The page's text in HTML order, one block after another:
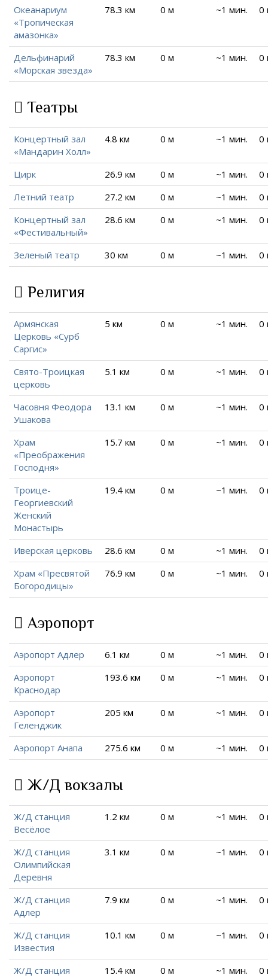
Океанариум
«Тропическая
амазонка»
78.3 км 0 м ~1 мин. 0
Дельфинарий
«Морская звезда»
78.3 км 0 м ~1 мин. 0
Театры
Концертный зал
«Мандарин Холл»
4.8 км 0 м ~1 мин. 0
Цирк 26.9 км 0 м ~1 мин.
0
Летний театр
27.2 км 0 м ~1 мин.
0
Концертный зал
«Фестивальный»
28.6 км 0 м ~1 мин. 0
Зеленый театр 30 км 0 м ~1 мин. 0
Религия
Армянская
Церковь «Сурб
Саргис»
5 км 0 м ~1 мин. 0
Свято-Троицкая
церковь
5.1 км 0 м ~1 мин. 0
Часовня Феодора
Ушакова
13.1 км 0 м ~1 мин. 0
Храм
«Преображения
Господня»
15.7 км 0 м ~1 мин. 0
Троице-
Георгиевский
Женский
Монастырь
19.4 км 0 м ~1 мин. 0
Иверская церковь 28.6 км 0 м ~1 мин.
0
Храм «Пресвятой
Богородицы»
76.9 км 0 м ~1 мин. 0
Аэропорт
Аэропорт Адлер 6.1 км 0 м ~1 мин.
0
Аэропорт
Краснодар
193.6 км 0 м ~1 мин. 0
Аэропорт
Геленджик
205 км 0 м ~1 мин. 0
Аэропорт Анапа 275.6 км 0 м ~1 мин. 0
Ж/Д вокзалы
Ж/Д станция
Весёлое
1.2 км 0 м ~1 мин. 0
Ж/Д станция
Олимпийская
Деревня
3.1 км 0 м ~1 мин. 0
Ж/Д станция
Адлер
7.9 км 0 м ~1 мин. 0
Ж/Д станция
Известия
10.1 км 0 м ~1 мин. 0
Ж/Д станция
15.4 км 0 м ~1 мин. 0